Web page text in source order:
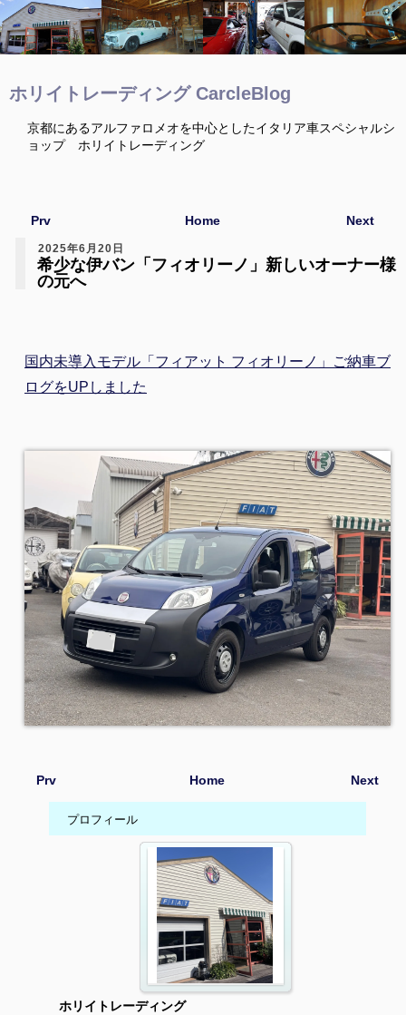
ホリイトレーディング CarcleBlog
京都にあるアルファロメオを中心としたイタリア車スペシャルシ
ョップ ホリイトレーディング
Next
Prv Home
2025年6月20日
希少な伊バン「フィオリーノ」新しいオーナー様
の元へ
国内未導入モデル「フィアット フィオリーノ」ご納車ブ
ログをUPしました
Prv Next
Home
プロフィール
ホリイトレーディング